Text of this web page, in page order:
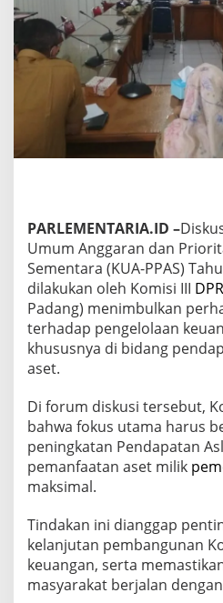
PARLEMENTARIA.ID –
Umum Anggaran dan
Sementara (KUA-PPAS)
dilakukan oleh Komisi III
Padang) menimbulkan
terhadap pengelolaan
khususnya di bidang
aset.
Di forum diskusi tersebut,
bahwa fokus utama harus
peningkatan Pendapatan
pemanfaatan aset milik
maksimal.
Tindakan ini dianggap
kelanjutan pembangunan
keuangan, serta
masyarakat berjalan